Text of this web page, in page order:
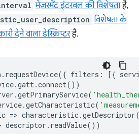
मेज़रमेंट इंटरवल की विशेषताहै,
विशेषता के
देने वाला डेस्क्रिप्टरहै.
. requestDevice({ filters : [{
.gatt.connect())
.getPrimaryService(
.getCharacteristic(
=> characteristic.getDescriptor
descriptor . readValue())